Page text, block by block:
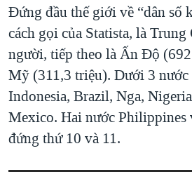
Đứng đầu thế giới về “dân số
cách gọi của Statista, là
người, tiếp theo là Ấn Độ
Mỹ (311,3 triệu). Dưới 3 nước
Indonesia, Brazil, Nga,
Mexico. Hai nước Philippines
đứng thứ 10 và 11.